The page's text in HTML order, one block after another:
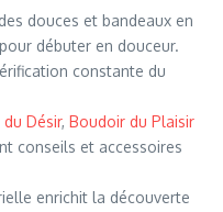
douces et bandeaux en
débuter en douceur.
constante du
Désir, Boudoir du Plaisir
conseils et accessoires
enrichit la découverte